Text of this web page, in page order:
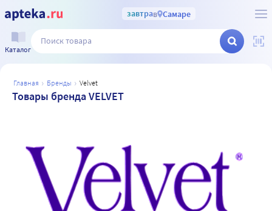
завтрав Самаре
Каталог
главная бренды velvet
Товары бренда VELVET